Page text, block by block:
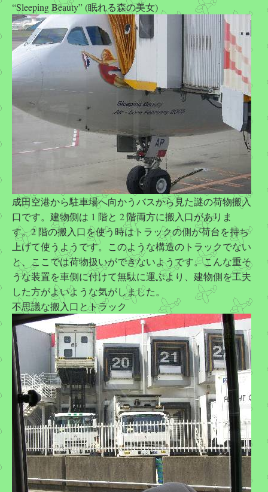
“Sleeping Beauty” (眠れる森の美女)
成田空港から駐車場へ向かうバスから見た謎の荷物搬入
口です。建物側は 1 階と 2 階両方に搬入口がありま
す。2 階の搬入口を使う時はトラックの側が荷台を持ち
上げて使うようです。このような構造のトラックでない
と、ここでは荷物扱いができないようです。こんな重そ
うな装置を車側に付けて無駄に運ぶより、建物側を工夫
した方がよいような気がしました。
不思議な搬入口とトラック